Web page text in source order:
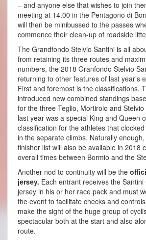
– and anyone else that wishes to join
meeting at 14.00 in the Pentagono di
will then be minibussed to the passes
commence their clean-up of roadside
The Grandfondo Stelvio Santini is all
from retaining its three routes and
numbers, the 2018 Granfondo Stelvio
returning to other features of last year’s
First and foremost is the classifications.
introduced new combined standings
for the three Teglio, Mortirolo and
last year was a special King and Queen
classification for the athletes that
in the separate climbs. Naturally
finisher list will also be available in 2018
overall times between Bormio and the
Another nod to continuity will be the
jersey. Each entrant receives the
jersey in his or her race pack and must
the event to facilitate checks and
make the sight of the huge group of
spectacular both at the start and also
route.